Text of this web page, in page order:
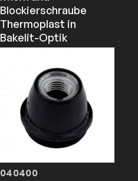
Blockierschraube
Thermoplast in
Bakelit-Optik
040400